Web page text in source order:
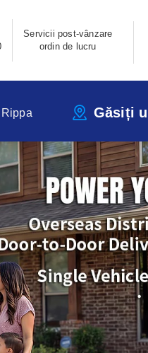
Servicii post-vânzare
ordin de lucru
Găsiți